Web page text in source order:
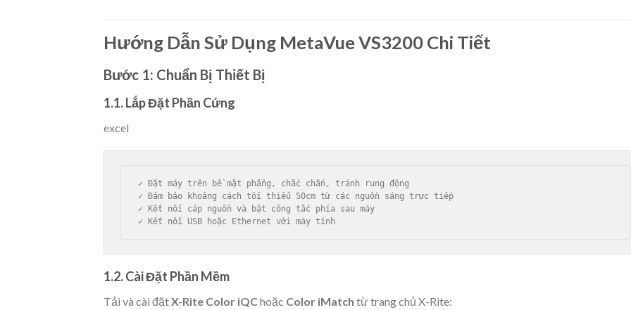
Hướng Dẫn Sử Dụng MetaVue VS3200 Chi Tiết
Bước 1: Chuẩn Bị Thiết Bị
1.1. Lắp Đặt Phần Cứng
excel
✓ Đặt máy trên bề mặt phẳng, chắc chắn, tránh rung động
✓ Đảm bảo khoảng cách tối thiểu 50cm từ các nguồn sáng trực tiếp
✓ Kết nối cáp nguồn và bật công tắc phía sau máy
1.2. Cài Đặt Phần Mềm
Tải và cài đặtX-Rite Color iQChoặc Color iMatch từ trang chủ X-Rite: